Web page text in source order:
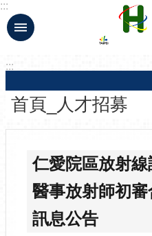
跳到主要內容區塊
:::
:::
首頁_人才招募
仁愛院區放射
醫事放射師初
訊息公告